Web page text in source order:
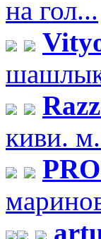
на гол...
киви.